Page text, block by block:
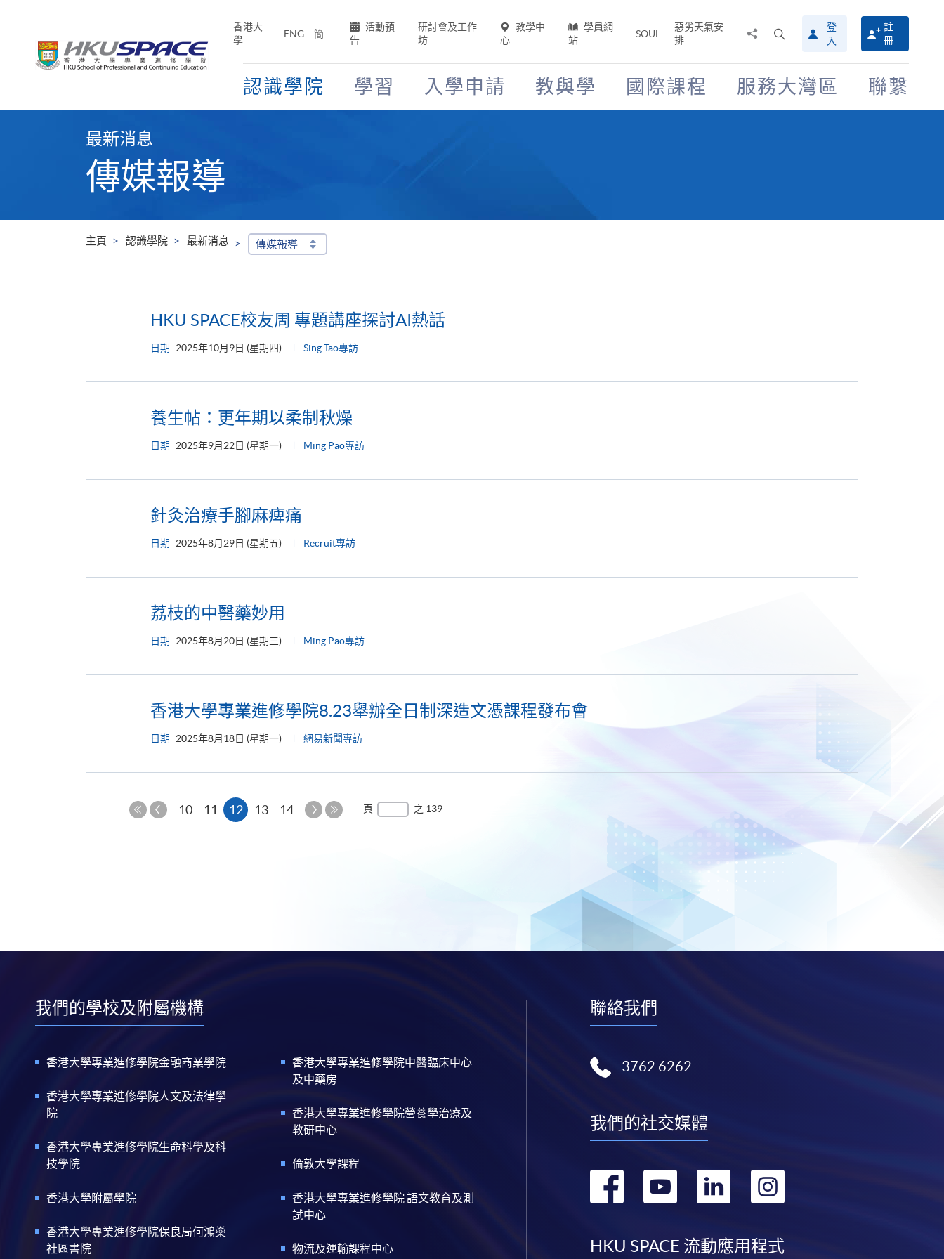
香港大
學
ENG 簡
活動預
告
研討會及工作
坊
教學中
心
學員網
站
SOUL
惡劣天氣安
排
搜
尋
介
面
登
入
註
冊
認識學院 學習 入學申請 教與學 國際課程 服務大灣區 聯繫
最新消息
傳媒報導
主頁 認識學院 最新消息 傳媒報導
HKU SPACE校友周 專題講座探討AI熱話
日期 2025年10月9日 (星期四) Sing Tao專訪
養生帖：更年期以柔制秋燥
日期 2025年9月22日 (星期一) Ming Pao專訪
針灸治療手腳麻痺痛
日期 2025年8月29日 (星期五) Recruit專訪
荔枝的中醫藥妙用
日期 2025年8月20日 (星期三) Ming Pao專訪
香港大學專業進修學院8.23舉辦全日制深造文憑課程發布會
日期 2025年8月18日 (星期一) 網易新聞專訪
上
10 11 12本 13 14
下
頁 之 139
我們的學校及附屬機構
香港大學專業進修學院金融商業學院
香港大學專業進修學院人文及法律學
院
香港大學專業進修學院生命科學及科
技學院
香港大學附屬學院
香港大學專業進修學院保良局何鴻燊
社區書院
香港大學專業進修學院中醫臨床中心
及中藥房
香港大學專業進修學院營養學治療及
教研中心
倫敦大學課程
香港大學專業進修學院 語文教育及測
試中心
物流及運輸課程中心
聯絡我們
3762 6262
我們的社交媒體
轉 轉 轉 轉
HKU SPACE 流動應用程式